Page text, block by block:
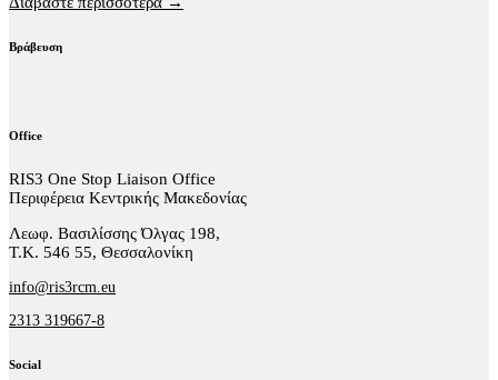
Βράβευση
Office
RIS3 One Stop Liaison Office
Περιφέρεια Κεντρικής Μακεδονίας
Λεωφ. Βασιλίσσης Όλγας 198,
Τ.Κ. 546 55, Θεσσαλονίκη
info@ris3rcm.eu
2313 319667-8
Social